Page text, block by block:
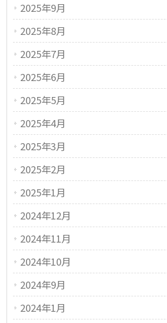
2025年9月
2025年8月
2025年7月
2025年6月
2025年5月
2025年4月
2025年3月
2025年2月
2025年1月
2024年12月
2024年11月
2024年10月
2024年9月
2024年1月